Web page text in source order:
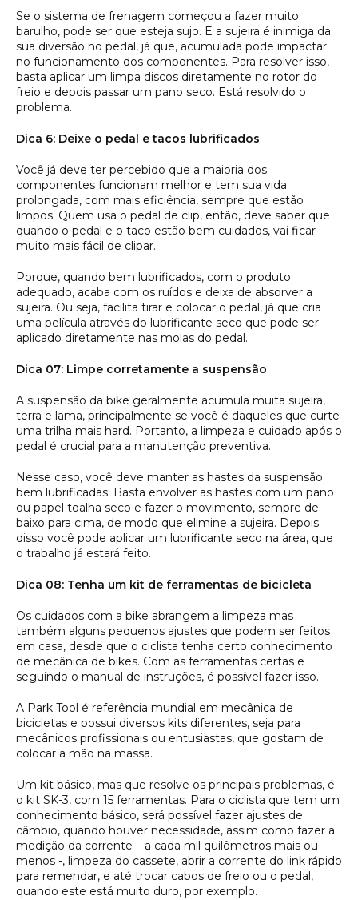
Se o sistema de frenagem começou a fazer muito
barulho, pode ser que esteja sujo. E a sujeira é inimiga da
sua diversão no pedal, já que, acumulada pode impactar
no funcionamento dos componentes. Para resolver isso,
basta aplicar um limpa discos diretamente no rotor do
freio e depois passar um pano seco. Está resolvido o
problema.
Dica 6: Deixe o pedal e tacos lubrificados
Você já deve ter percebido que a maioria dos
componentes funcionam melhor e tem sua vida
prolongada, com mais eficiência, sempre que estão
limpos. Quem usa o pedal de clip, então, deve saber que
quando o pedal e o taco estão bem cuidados, vai ficar
muito mais fácil de clipar.
Porque, quando bem lubrificados, com o produto
adequado, acaba com os ruídos e deixa de absorver a
sujeira. Ou seja, facilita tirar e colocar o pedal, já que cria
uma película através do lubrificante seco que pode ser
aplicado diretamente nas molas do pedal.
Dica 07: Limpe corretamente a suspensão
A suspensão da bike geralmente acumula muita sujeira,
terra e lama, principalmente se você é daqueles que curte
uma trilha mais hard. Portanto, a limpeza e cuidado após o
pedal é crucial para a manutenção preventiva.
Nesse caso, você deve manter as hastes da suspensão
bem lubrificadas. Basta envolver as hastes com um pano
ou papel toalha seco e fazer o movimento, sempre de
baixo para cima, de modo que elimine a sujeira. Depois
disso você pode aplicar um lubrificante seco na área, que
o trabalho já estará feito.
Dica 08: Tenha um kit de ferramentas de bicicleta
Os cuidados com a bike abrangem a limpeza mas
também alguns pequenos ajustes que podem ser feitos
em casa, desde que o ciclista tenha certo conhecimento
de mecânica de bikes. Com as ferramentas certas e
seguindo o manual de instruções, é possível fazer isso.
A Park Tool é referência mundial em mecânica de
bicicletas e possui diversos kits diferentes, seja para
mecânicos profissionais ou entusiastas, que gostam de
colocar a mão na massa.
Um kit básico, mas que resolve os principais problemas, é
o kit SK-3, com 15 ferramentas. Para o ciclista que tem um
conhecimento básico, será possível fazer ajustes de
câmbio, quando houver necessidade, assim como fazer a
medição da corrente – a cada mil quilômetros mais ou
menos -, limpeza do cassete, abrir a corrente do link rápido
para remendar, e até trocar cabos de freio ou o pedal,
quando este está muito duro, por exemplo.